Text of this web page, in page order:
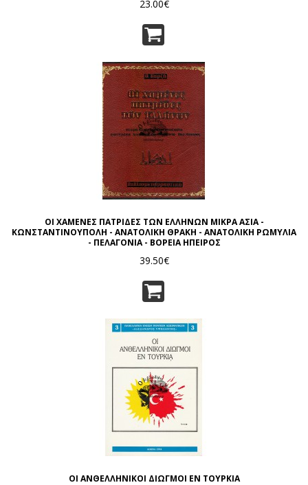
23.00€
ΟΙ ΧΑΜΕΝΕΣ ΠΑΤΡΙΔΕΣ ΤΩΝ ΕΛΛΗΝΩΝ ΜΙΚΡΑ ΑΣΙΑ -
ΚΩΝΣΤΑΝΤΙΝΟΥΠΟΛΗ - ΑΝΑΤΟΛΙΚΗ ΘΡΑΚΗ - ΑΝΑΤΟΛΙΚΗ ΡΩΜΥΛΙΑ
- ΠΕΛΑΓΟΝΙΑ - ΒΟΡΕΙΑ ΗΠΕΙΡΟΣ
39.50€
ΟΙ ΑΝΘΕΛΛΗΝΙΚΟΙ ΔΙΩΓΜΟΙ ΕΝ ΤΟΥΡΚΙΑ